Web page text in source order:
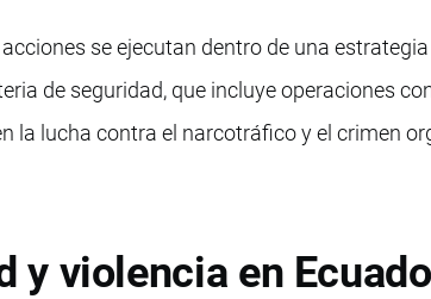
se ejecutan dentro de una
de seguridad, que incluye operaciones
la lucha contra el narcotráfico y el crimen
y violencia en